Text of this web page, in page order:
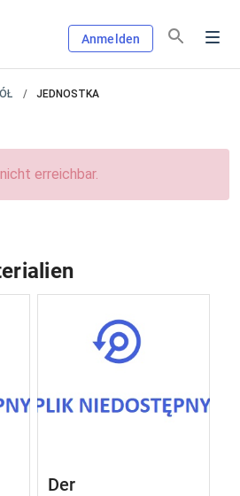
Anmelden
JEDNOSTKA
erreichbar.
Der